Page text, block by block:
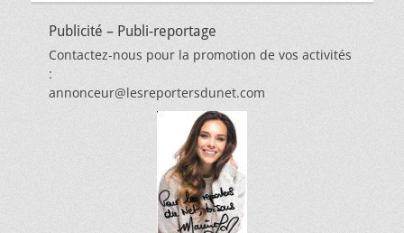
Publicité – Publi-reportage
Contactez-nous pour la promotion de vos activités
:
annonceur@lesreportersdunet.com